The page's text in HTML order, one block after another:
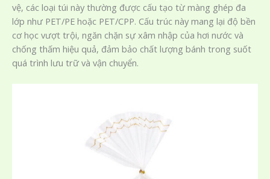
vệ, các loại túi này thường được cấu tạo từ màng ghép đa
lớp như PET/PE hoặc PET/CPP. Cấu trúc này mang lại độ bền
cơ học vượt trội, ngăn chặn sự xâm nhập của hơi nước và
chống thấm hiệu quả, đảm bảo chất lượng bánh trong suốt
quá trình lưu trữ và vận chuyển.